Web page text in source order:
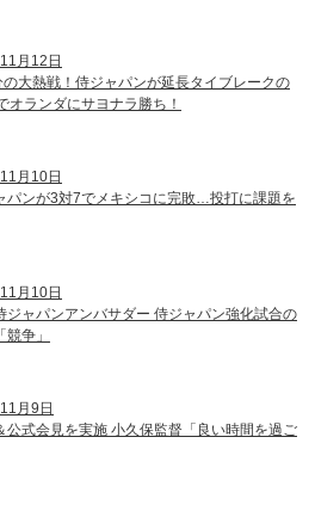
月12日
大熱戦！侍ジャパンが延長タイブレークの
オランダにサヨナラ勝ち！
月10日
パンが3対7でメキシコに完敗…投打に課題を
月10日
ジャパンアンバサダー 侍ジャパン強化試合の
争」
月9日
公式会見を実施 小久保監督「良い時間を過ご